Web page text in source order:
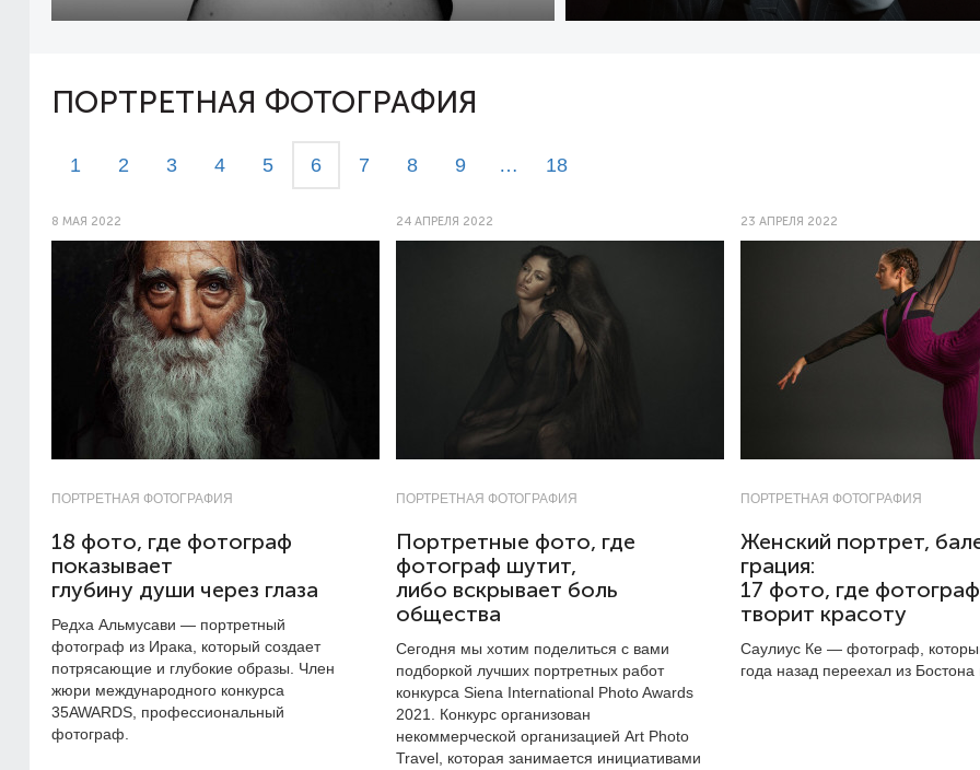
ПОРТРЕТНАЯ ФОТОГРАФИЯ
1 2 3 4 5 6 7 8 9 … 18
8 МАЯ 2022
ПОРТРЕТНАЯ ФОТОГРАФИЯ
18 фото, где фотограф
показывает
глубину души через глаза
Редха Альмусави — портретный
фотограф из Ирака, который создает
потрясающие и глубокие образы. Член
жюри международного конкурса
35AWARDS, профессиональный
фотограф.
24 АПРЕЛЯ 2022
ПОРТРЕТНАЯ ФОТОГРАФИЯ
Портретные фото, где
фотограф шутит,
либо вскрывает боль
общества
Сегодня мы хотим поделиться с вами
подборкой лучших портретных работ
конкурса Siena International Photo Awards
2021. Конкурс организован
некоммерческой организацией Art Photo
Travel, которая занимается инициативами
23 АПРЕЛЯ 2022
ПОРТРЕТНАЯ ФОТОГРАФИЯ
Женский портрет,
грация:
17 фото, где фотограф
творит красоту
Саулиус Ке — фотограф,
года назад переехал из Бостона